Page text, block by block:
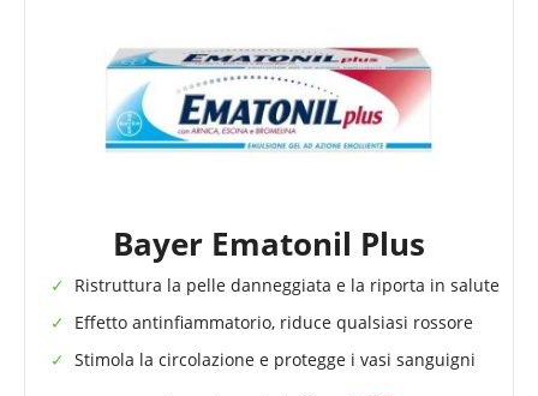
Bayer Ematonil Plus
Ristruttura la pelle danneggiata e la riporta in salute
Effetto antinfiammatorio, riduce qualsiasi rossore
Stimola la circolazione e protegge i vasi sanguigni